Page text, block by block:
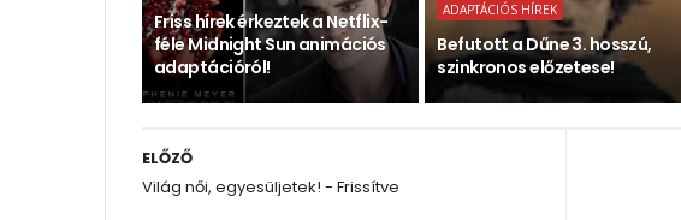
Friss hírek érkeztek a Netflix-
féle Midnight Sun animációs
adaptációról!
ADAPTÁCIÓS HÍREK
Befutott a Dűne 3. hosszú,
szinkronos előzetese!
ELŐZŐ
Világ női, egyesüljetek! - Frissítve